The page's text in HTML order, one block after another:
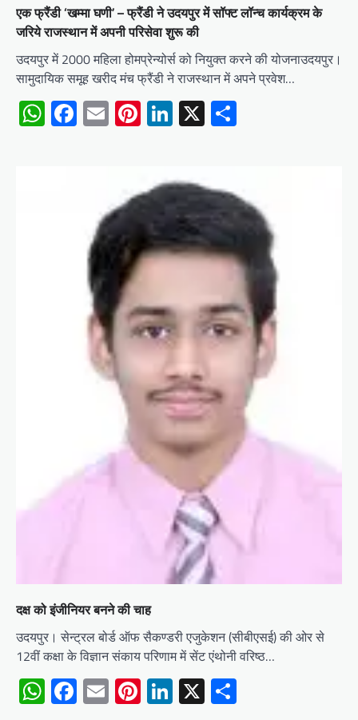
एक फ्रैंडी ‘खम्मा घणी’ – फ्रैंडी ने उदयपुर में सॉफ्ट लॉन्च कार्यक्रम के
जरिये राजस्थान में अपनी परिसेवा शुरू की
उदयपुर में 2000 महिला होमप्रेन्योर्स को नियुक्त करने की योजनाउदयपुर।
सामुदायिक समूह खरीद मंच फ्रैंडी ने राजस्थान में अपने प्रवेश…
WhatsApp
Facebook
EmailPinterest
LinkedIn
X
दक्ष को इंजीनियर बनने की चाह
उदयपुर। सेन्ट्रल बोर्ड ऑफ सैकण्डरी एजुकेशन (सीबीएसई) की ओर से
12वीं कक्षा के विज्ञान संकाय परिणाम में सेंट एंथोनी वरिष्ठ…
WhatsApp
Facebook
EmailPinterest
LinkedIn
X